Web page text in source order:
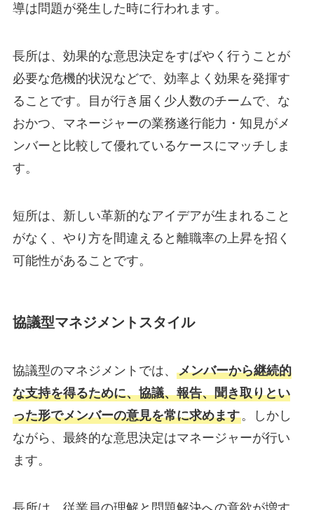
導は問題が発生した時に行われます。
長所は、効果的な意思決定をすばやく行うことが
必要な危機的状況などで、効率よく効果を発揮す
ることです。目が行き届く少人数のチームで、な
おかつ、マネージャーの業務遂行能力・知見がメ
ンバーと比較して優れているケースにマッチしま
す。
短所は、新しい革新的なアイデアが生まれること
がなく、やり方を間違えると離職率の上昇を招く
可能性があることです。
協議型マネジメントスタイル
協議型のマネジメントでは、 メンバーから継続的
な支持を得るために、協議、報告、聞き取りとい
った形でメンバーの意見を常に求めます。しかし
ながら、最終的な意思決定はマネージャーが行い
ます。